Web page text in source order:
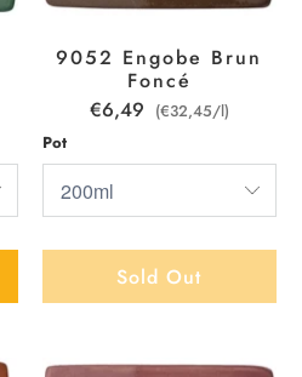
9052 Engobe Brun
Foncé
€6,49 (€32,45/l)
Pot
Sold Out